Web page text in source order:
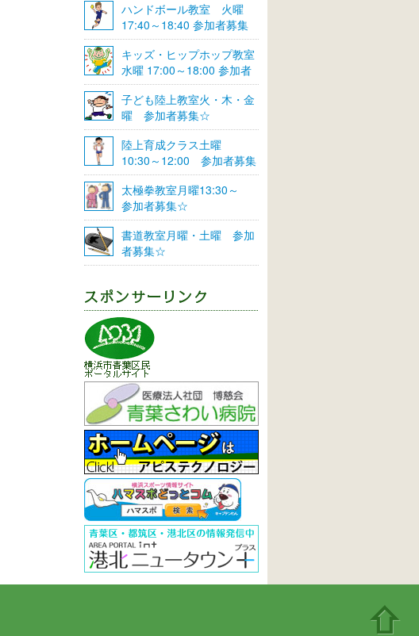
ハンドボール教室 火曜
17:40～18:40 参加者募集
☆
キッズ・ヒップホップ教室
水曜 17:00～18:00 参加者
募集☆
子ども陸上教室火・木・金
曜 参加者募集☆
陸上育成クラス土曜
10:30～12:00 参加者募集
☆
太極拳教室月曜13:30～
参加者募集☆
書道教室月曜・土曜 参加
者募集☆